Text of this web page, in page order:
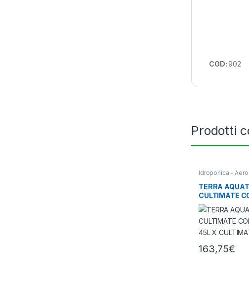
COD:902
Prodotti
Idroponica -
Sistemi Idroponici
TERRA
CULTIMATE
45L X
163,75€